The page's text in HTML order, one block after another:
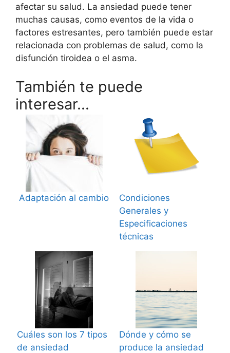
afectar su salud. La ansiedad puede tener
muchas causas, como eventos de la vida o
factores estresantes, pero también puede estar
relacionada con problemas de salud, como la
disfunción tiroidea o el asma.
También te puede
interesar...
Adaptación al cambio
Condiciones
Generales y
Especificaciones
técnicas
Cuáles son los 7 tipos
de ansiedad
Dónde y cómo se
produce la ansiedad